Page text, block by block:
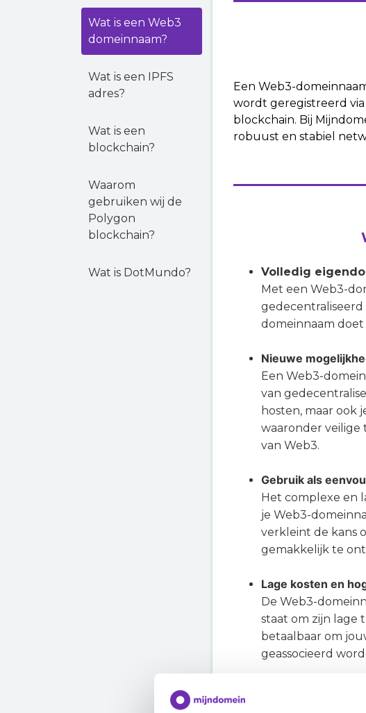
Wat is een Web3
domeinnaam?
Wat is een IPFS
adres?
Wat is een
blockchain?
Waarom
gebruiken wij de
Polygon
blockchain?
Wat is DotMundo?
Een Web3-
wordt geregistreerd
blockchain. Bij
robuust en stabiel
Volledig
Met een Web3-
domeinnaam doet
Nieuwe
Een Web3-
van
hosten, maar ook
waaronder veilige
van Web3.
Gebruik als
Het complexe en
je Web3-
verkleint de kans
gemakkelijk te
Lage kosten en
De Web3-
staat om zijn lage
betaalbaar om
geassocieerd